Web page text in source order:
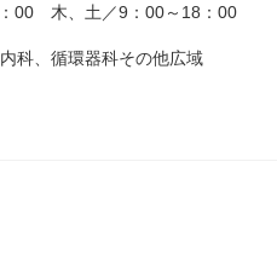
00 木、土／9：00～18：00
科、循環器科その他広域